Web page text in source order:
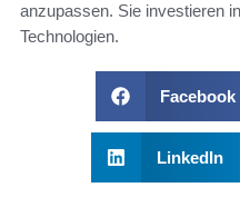
anzupassen. Sie investieren
Technologien.
Facebook
LinkedIn